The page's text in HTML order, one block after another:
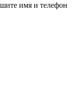
имя и телефон